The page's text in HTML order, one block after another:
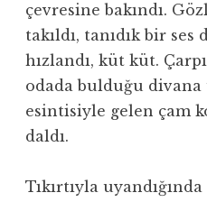
çevresine bakındı.
takıldı, tanıdık bir
hızlandı, küt küt.
odada bulduğu divana
esintisiyle gelen çam
daldı.
Tıkırtıyla